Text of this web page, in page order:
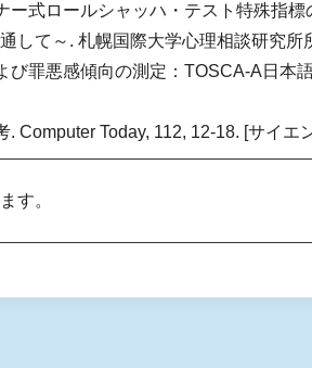
ー式ロールシャッハ・テスト特殊指標
して～. 札幌国際大学心理相談研究所
び罪悪感傾向の測定：TOSCA-A日本
Computer Today, 112, 12-18. [サイエ
す。